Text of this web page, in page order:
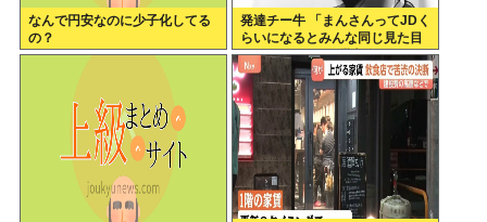
なんで円安なのに少子化してる
の？
発達チー牛 「まんさんってJDく
らいになるとみんな同じ見た目
になるよねw」⬅批判殺到